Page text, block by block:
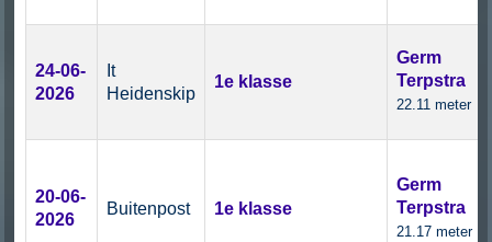
24-06-
2026
It
Heidenskip
1e klasse
Germ
Terpstra
22.11 meter
20-06-
2026
Buitenpost 1e klasse
Germ
Terpstra
21.17 meter